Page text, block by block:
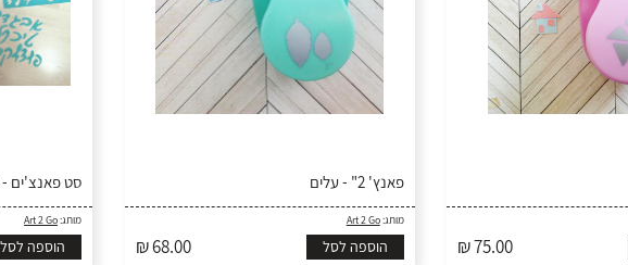
₪ 75.00
פאנץ' 2" - עלים
מותג:Art 2 Go
₪ 68.00 הוספה לסל
סט פאנצ'ים -
מותג:Art 2 Go
הוספה לסל